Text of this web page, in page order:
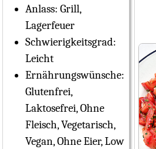
Anlass: Grill,
Lagerfeuer
Schwierigkeitsgrad:
Leicht
Ernährungswünsche:
Glutenfrei,
Laktosefrei, Ohne
Fleisch, Vegetarisch,
Vegan, Ohne Eier, Low